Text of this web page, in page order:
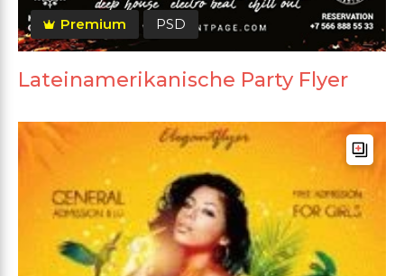
Premium PSD
Lateinamerikanische Party Flyer